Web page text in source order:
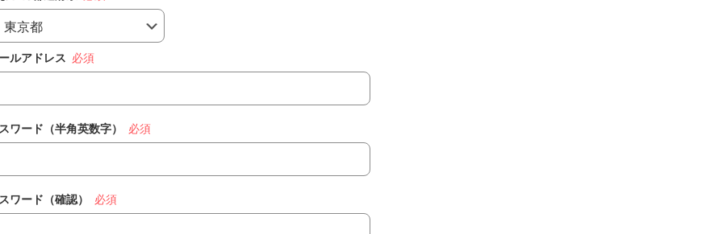
鍼灸師
認定薬剤師
専門薬剤師
ルアドレス
ワード（半角英数字）
ワード（確認）